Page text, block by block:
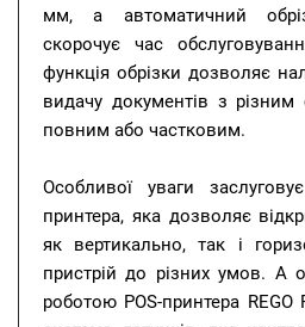
мм, а автоматичний
скорочує час
функція обрізки дозволяє
видачу документів з різним
повним або частковим.
Особливої уваги
принтера, яка дозволяє
як вертикально, так і
пристрій до різних умов. А
роботою POS-принтера REGO